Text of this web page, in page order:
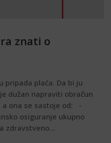
znati o
pripada plaća. Da bi ju
dužan napraviti obračun
a ona se sastoje od: -
osiguranje ukupno
zdravstveno...